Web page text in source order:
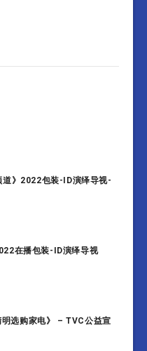
》2022包装-ID演绎导视-
在播包装-ID演绎导视
明选购家电》 – TVC公益宣